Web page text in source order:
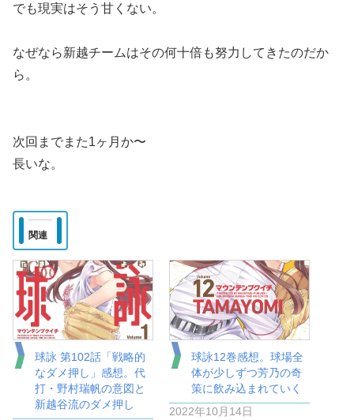
でも現実はそう甘くない。
なぜなら新越チームはその何十倍も努力してきたのだか
ら。
次回までまた1ヶ月か〜
長いな。
関連
球詠 第102話「戦略的
なダメ押し」感想。代
打・野村瑞帆の意図と
新越谷流のダメ押し
球詠12巻感想。球場全
体が少しずつ芳乃の奇
策に飲み込まれていく
2022年10月14日